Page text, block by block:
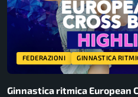
FEDERAZIONI GINNASTICA
Ginnastica ritmica European